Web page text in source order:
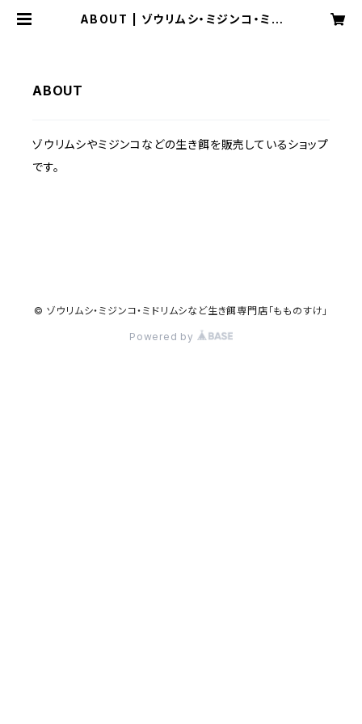
ABOUT | ゾウリムシ・ミジンコ・ミド
ABOUT
ゾウリムシやミジンコなどの生き餌を販売しているショップ
です。
© ゾウリムシ・ミジンコ・ミドリムシなど生き餌専門店「もものすけ」
Powered by